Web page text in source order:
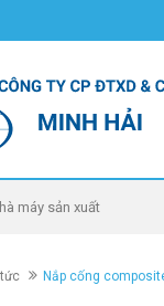
máy sản xuất
Nắp cống